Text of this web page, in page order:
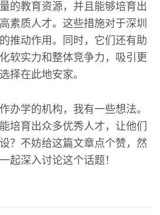
的教育资源，并且能够培育出
素质人才。这些措施对于深圳
推动作用。同时，它们还有助
软实力和整体竞争力，吸引更
择在此地安家。
办学的机构，我有一些想法。
培育出众多优秀人才，让他们
？不妨给这篇文章点个赞，然
起深入讨论这个话题！